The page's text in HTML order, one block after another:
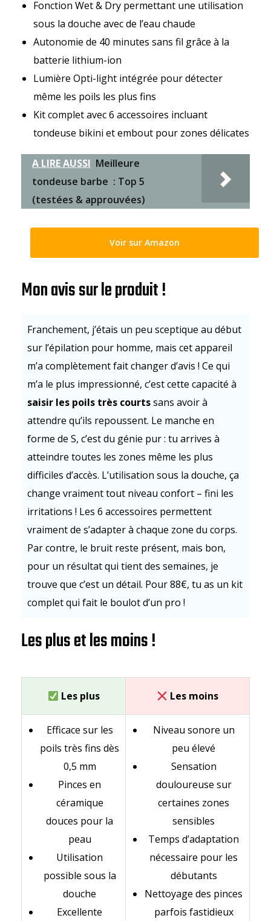
Fonction Wet & Dry permettant une utilisation
sous la douche avec de l’eau chaude
Autonomie de 40 minutes sans fil grâce à la
batterie lithium-ion
Lumière Opti-light intégrée pour détecter
même les poils les plus fins
Kit complet avec 6 accessoires incluant
tondeuse bikini et embout pour zones délicates
A LIRE AUSSI Meilleure
tondeuse barbe : Top 5
(testées & approuvées)
Voir sur Amazon
Mon avis sur le produit !
Franchement, j’étais un peu sceptique au début
sur l’épilation pour homme, mais cet appareil
m’a complètement fait changer d’avis ! Ce qui
m’a le plus impressionné, c’est cette capacité à
saisir les poils très courtssans avoir à
attendre qu’ils repoussent. Le manche en
forme de S, c’est du génie pur : tu arrives à
atteindre toutes les zones même les plus
difficiles d’accès. L’utilisation sous la douche, ça
change vraiment tout niveau confort – fini les
irritations ! Les 6 accessoires permettent
vraiment de s’adapter à chaque zone du corps.
Par contre, le bruit reste présent, mais bon,
pour un résultat qui tient des semaines, je
trouve que c’est un détail. Pour 88€, tu as un kit
complet qui fait le boulot d’un pro !
Les plus et les moins !
Les plus Les moins
Efficace sur les
poils très fins dès
0,5 mm
Pinces en
céramique
douces pour la
peau
Utilisation
possible sous la
douche
Excellente
Niveau sonore un
peu élevé
Sensation
douloureuse sur
certaines zones
sensibles
Temps d’adaptation
nécessaire pour les
débutants
Nettoyage des pinces
parfois fastidieux